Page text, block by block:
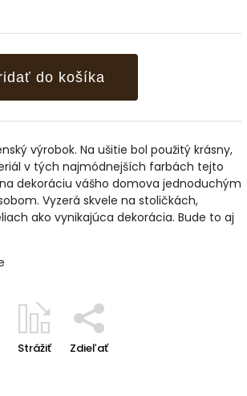
do košíka
výrobok. Na ušitie bol použitý krásny,
v tých najmódnejších farbách tejto
dekoráciu vášho domova jednoduchým
Vyzerá skvele na stoličkách,
ako vynikajúca dekorácia. Bude to aj
Strážiť Zdieľať